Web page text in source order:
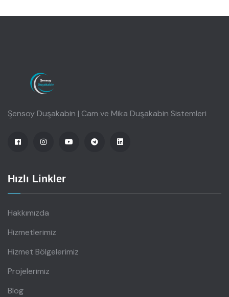
Şensoy Duşakabin | Cam ve Mika Duşakabin Sistemleri
Hızlı Linkler
Hakkımızda
Hizmetlerimiz
Hizmet Bölgelerimiz
Projelerimiz
Blog